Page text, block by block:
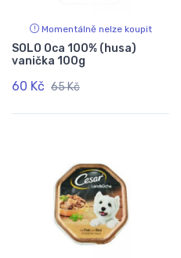
Momentálně nelze koupit
SOLO Oca 100% (husa)
vanička 100g
60 Kč 65 Kč